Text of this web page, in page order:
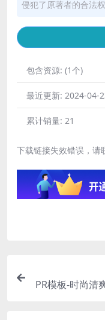
侵犯了原著者的合法
包含资源: (1个)
最近更新: 2024-04-
累计销量: 21
下载链接失效错误，请
PR模板-时尚清